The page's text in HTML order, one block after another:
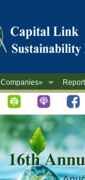
Companies»